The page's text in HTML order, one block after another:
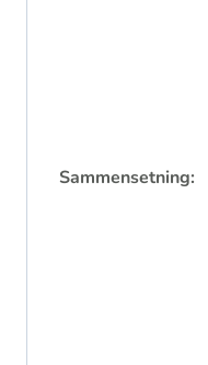
Sammensetning: